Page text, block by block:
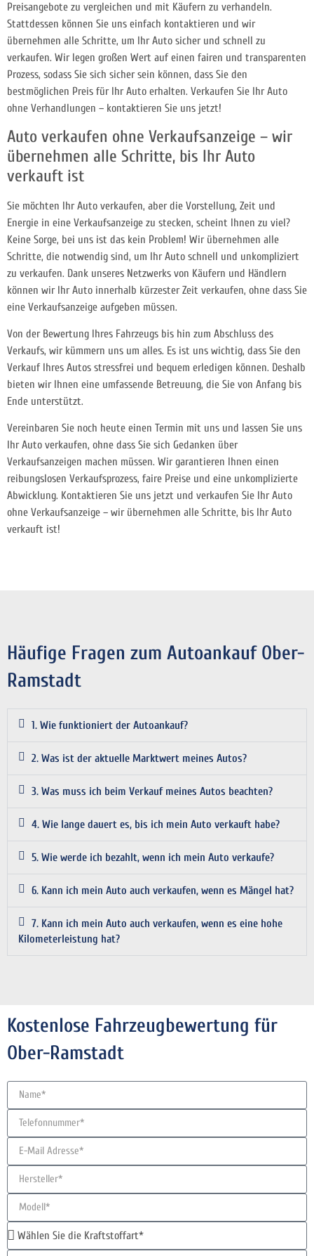
Preisangebote zu vergleichen und mit Käufern zu verhandeln.
Stattdessen können Sie uns einfach kontaktieren und wir
übernehmen alle Schritte, um Ihr Auto sicher und schnell zu
verkaufen. Wir legen großen Wert auf einen fairen und transparenten
Prozess, sodass Sie sich sicher sein können, dass Sie den
bestmöglichen Preis für Ihr Auto erhalten. Verkaufen Sie Ihr Auto
ohne Verhandlungen – kontaktieren Sie uns jetzt!
Auto verkaufen ohne Verkaufsanzeige – wir
übernehmen alle Schritte, bis Ihr Auto
verkauft ist
Sie möchten Ihr Auto verkaufen, aber die Vorstellung, Zeit und
Energie in eine Verkaufsanzeige zu stecken, scheint Ihnen zu viel?
Keine Sorge, bei uns ist das kein Problem! Wir übernehmen alle
Schritte, die notwendig sind, um Ihr Auto schnell und unkompliziert
zu verkaufen. Dank unseres Netzwerks von Käufern und Händlern
können wir Ihr Auto innerhalb kürzester Zeit verkaufen, ohne dass Sie
eine Verkaufsanzeige aufgeben müssen.
Von der Bewertung Ihres Fahrzeugs bis hin zum Abschluss des
Verkaufs, wir kümmern uns um alles. Es ist uns wichtig, dass Sie den
Verkauf Ihres Autos stressfrei und bequem erledigen können. Deshalb
bieten wir Ihnen eine umfassende Betreuung, die Sie von Anfang bis
Ende unterstützt.
Vereinbaren Sie noch heute einen Termin mit uns und lassen Sie uns
Ihr Auto verkaufen, ohne dass Sie sich Gedanken über
Verkaufsanzeigen machen müssen. Wir garantieren Ihnen einen
reibungslosen Verkaufsprozess, faire Preise und eine unkomplizierte
Abwicklung. Kontaktieren Sie uns jetzt und verkaufen Sie Ihr Auto
ohne Verkaufsanzeige – wir übernehmen alle Schritte, bis Ihr Auto
verkauft ist!
Häufige Fragen zum Autoankauf Ober-
Ramstadt
1. Wie funktioniert der Autoankauf?
2. Was ist der aktuelle Marktwert meines Autos?
3. Was muss ich beim Verkauf meines Autos beachten?
4. Wie lange dauert es, bis ich mein Auto verkauft habe?
5. Wie werde ich bezahlt, wenn ich mein Auto verkaufe?
6. Kann ich mein Auto auch verkaufen, wenn es Mängel hat?
7. Kann ich mein Auto auch verkaufen, wenn es eine hohe
Kilometerleistung hat?
Kostenlose Fahrzeugbewertung für
Ober-Ramstadt